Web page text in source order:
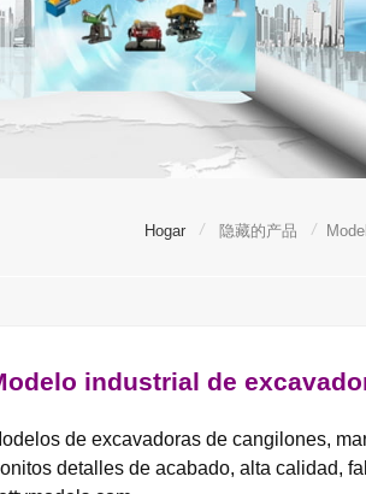
Hogar / 隐藏的产品 /
industrial de
de excavadoras de cangilones,
detalles de acabado, alta calidad,